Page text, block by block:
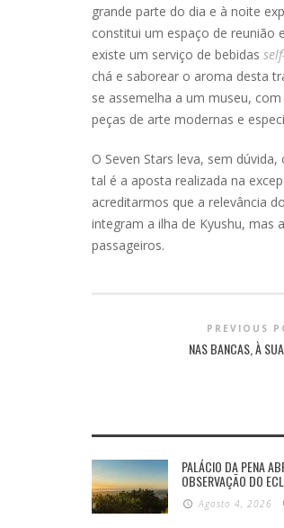
grande parte do dia e à noite
constitui um espaço de reunião
existe um serviço de bebidas
chá e saborear o aroma desta
se assemelha a um museu,
peças de arte modernas e
O Seven Stars leva, sem
tal é a aposta realizada na
acreditarmos que a relevância
integram a ilha de Kyushu, mas
passageiros.
PREVIOUS
NAS BANCAS, À
PALÁCIO DA PENA
OBSERVAÇÃO DO
Agosto 4, 2026